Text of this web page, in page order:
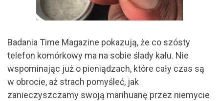
Badania Time Magazine pokazują, że co szósty
telefon komórkowy ma na sobie ślady kału. Nie
wspominając już o pieniądzach, które cały czas są
w obrocie, aż strach pomyśleć, jak
zanieczyszczamy swoją marihuanę przez niemycie